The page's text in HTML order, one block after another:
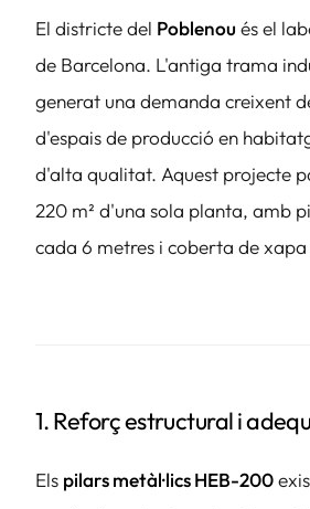
El districte del Poblenou és el
de Barcelona. L'antiga trama
generat una demanda creixent
d'espais de producció en
d'alta qualitat. Aquest projecte
220 m² d'una sola planta, amb
cada 6 metres i coberta de
1. Reforç estructural i
Els pilars metàl·lics HEB-200